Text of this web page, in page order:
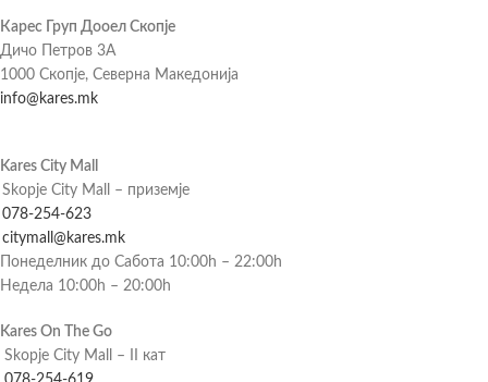
Карес Груп Дооел Скопје
Дичо Петров 3А
1000 Скопје, Северна Македонија
info@kares.mk
Kares City Mall
Skopje City Mall – приземје
078-254-623
citymall@kares.mk
Понеделник до Сабота 10:00h – 22:00h
Недела 10:00h – 20:00h
Kares On The Go
Skopje City Mall – II кат